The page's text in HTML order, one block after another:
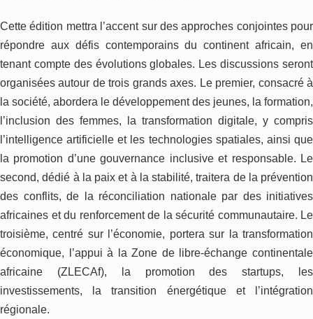
Cette édition mettra l’accent sur des approches conjointes pour
répondre aux défis contemporains du continent africain, en
tenant compte des évolutions globales. Les discussions seront
organisées autour de trois grands axes. Le premier, consacré à
la société, abordera le développement des jeunes, la formation,
l’inclusion des femmes, la transformation digitale, y compris
l’intelligence artificielle et les technologies spatiales, ainsi que
la promotion d’une gouvernance inclusive et responsable. Le
second, dédié à la paix et à la stabilité, traitera de la prévention
des conflits, de la réconciliation nationale par des initiatives
africaines et du renforcement de la sécurité communautaire. Le
troisième, centré sur l’économie, portera sur la transformation
économique, l’appui à la Zone de libre-échange continentale
africaine (ZLECAf), la promotion des startups, les
investissements, la transition énergétique et l’intégration
régionale.